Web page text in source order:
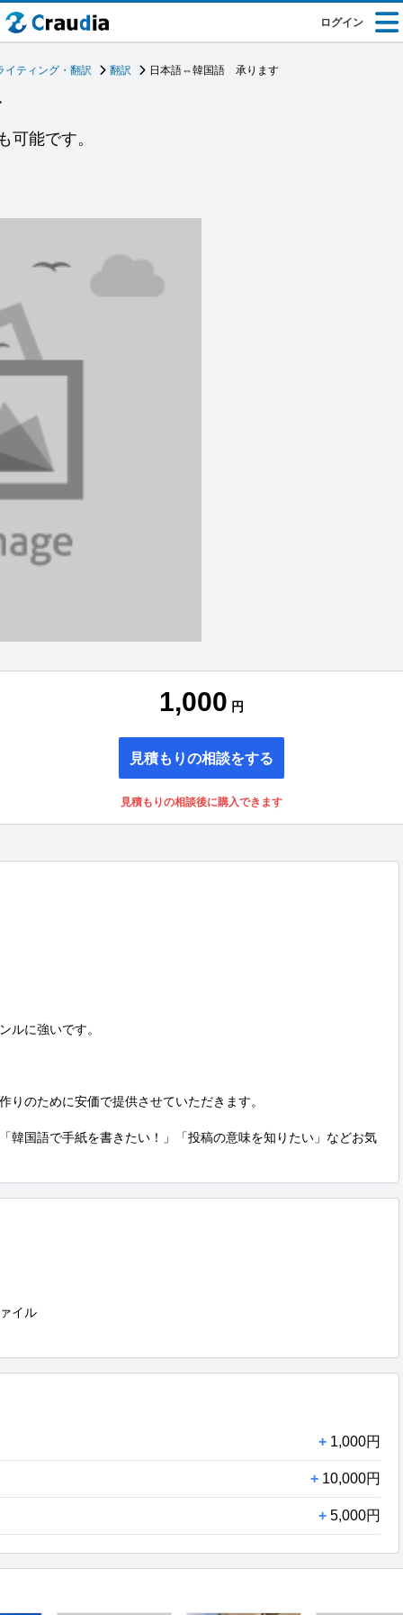
ログイン
イティング・翻訳 翻訳 日本語⇔韓国語 承ります
可能です。
1,000 円
見積もりの相談をする
見積もりの相談後に購入できます
ルに強いです。
のために安価で提供させていただきます。
韓国語で手紙を書きたい！」「投稿の意味を知りたい」などお気
イル
+ 1,000円
+ 10,000円
+ 5,000円